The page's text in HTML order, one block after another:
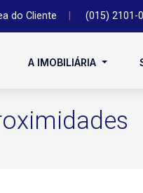
do Cliente (015) 2101-
A IMOBILIÁRIA